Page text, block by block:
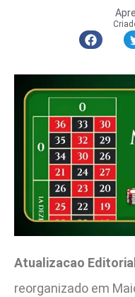
Atualizacao
reorganizado em